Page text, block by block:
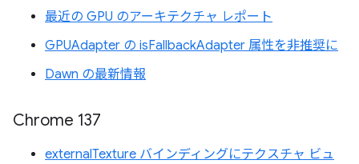
最近の GPU のアーキテクチャ レポート
GPUAdapter の isFallbackAdapter 属性を非推奨に
Dawn の最新情報
Chrome 137
externalTexture バインディングにテクスチャ ビュ